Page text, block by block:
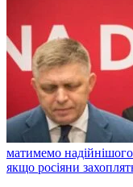
матимемо надійнішого
якщо росіяни